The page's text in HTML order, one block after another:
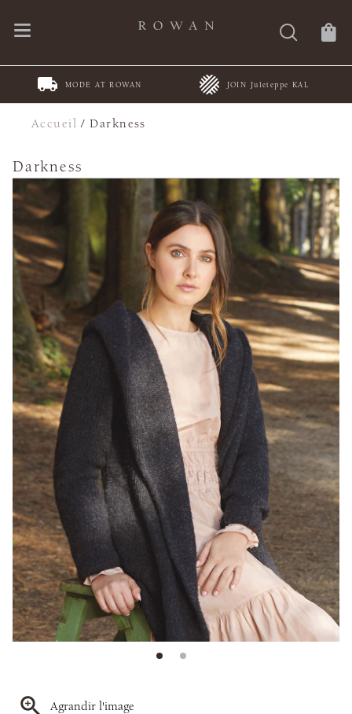
MODE AT ROWAN JOIN Juleteppe KAL
Accueil /Darkness
Darkness
Agrandir l'image